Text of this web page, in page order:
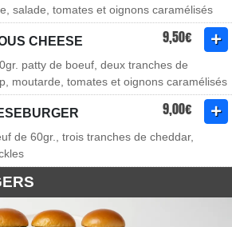
salade, tomates et oignons caramélisés
CHEESE 9,50€
patty de boeuf, deux tranches de
moutarde, tomates et oignons caramélisés
9,00€
de 60gr., trois tranches de cheddar,